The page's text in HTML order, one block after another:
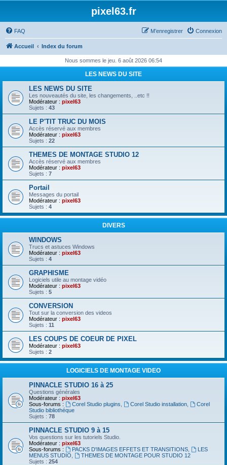
pixel63.fr
FAQ Connexion
M’enregistrer
Accueil Index du forum
Nous sommes le jeu. 6 août 2026 06:54
LES NEWS DU SITE
LES NEWS DU SITE
Les nouveautés du site, les changements, ..etc !!
Modérateur : pixel63
Sujets : 43
LE P'TIT TRUC DU MOIS
Accès réservé aux membres
Modérateur : pixel63
Sujets : 22
THEMES DE MONTAGE STUDIO 12
Accès réservé aux membres
Modérateur : pixel63
Sujets : 7
Portail
Messages du portail
Modérateur : pixel63
Sujets : 4
DIVERS
WINDOWS
Trucs et astuces Windows
Modérateur : pixel63
Sujets : 4
GRAPHISME
Logiciels utile au montage vidéo
Modérateur : pixel63
Sujets : 5
CONVERSION
Tout sur la conversion des videos
Modérateur : pixel63
Sujets : 11
LES COUPS DE COEUR DE PIXEL
Modérateur : pixel63
Sujets : 2
LOGICIELS DE MONTAGE VIDEO
PINNACLE STUDIO 16 à 25
Questions générales
Modérateur : pixel63
Sous-forums :
Corel Studio plugins Corel Studio installation,
Corel
Studio bibliothéque
Sujets : 78
PINNACLE STUDIO 9 à 15
Vos questions sur les tutoriels Studio.
Modérateur : pixel63
Sous-forums :
PACKS D'IMAGES EFFETS ET TRANSITIONS,
LES
MENUS STUDIO
THEMES DE MONTAGE POUR STUDIO 12
Sujets : 254